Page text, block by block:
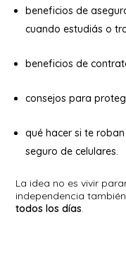
beneficios de
cuando estudiás o
beneficios de
consejos para
qué hacer si te
seguro de celulares.
La idea no es vivir
independencia
todos los días